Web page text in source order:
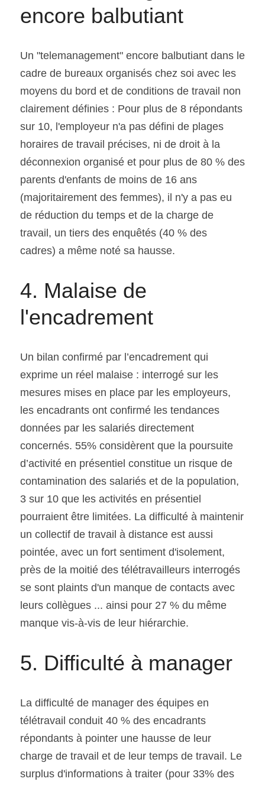
encore balbutiant
Un "telemanagement" encore balbutiant dans le
cadre de bureaux organisés chez soi avec les
moyens du bord et de conditions de travail non
clairement définies : Pour plus de 8 répondants
sur 10, l'employeur n'a pas défini de plages
horaires de travail précises, ni de droit à la
déconnexion organisé et pour plus de 80 % des
parents d'enfants de moins de 16 ans
(majoritairement des femmes), il n'y a pas eu
de réduction du temps et de la charge de
travail, un tiers des enquêtés (40 % des
cadres) a même noté sa hausse.
4. Malaise de
l'encadrement
Un bilan confirmé par l’encadrement qui
exprime un réel malaise : interrogé sur les
mesures mises en place par les employeurs,
les encadrants ont confirmé les tendances
données par les salariés directement
concernés. 55% considèrent que la poursuite
d’activité en présentiel constitue un risque de
contamination des salariés et de la population,
3 sur 10 que les activités en présentiel
pourraient être limitées. La difficulté à maintenir
un collectif de travail à distance est aussi
pointée, avec un fort sentiment d'isolement,
près de la moitié des télétravailleurs interrogés
se sont plaints d'un manque de contacts avec
leurs collègues ... ainsi pour 27 % du même
manque vis-à-vis de leur hiérarchie.
5. Difficulté à manager
La difficulté de manager des équipes en
télétravail conduit 40 % des encadrants
répondants à pointer une hausse de leur
charge de travail et de leur temps de travail. Le
surplus d'informations à traiter (pour 33% des